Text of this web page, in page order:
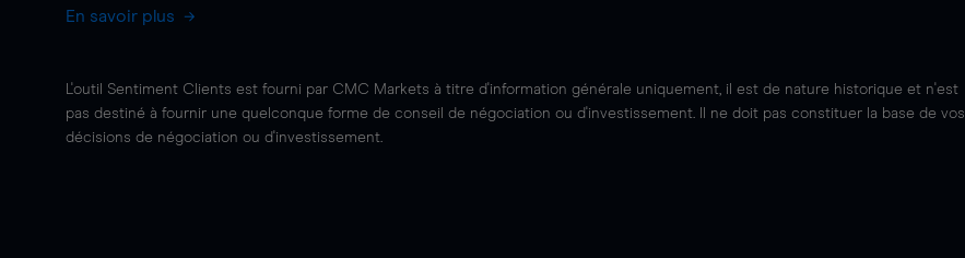
En savoir plus
L'outil Sentiment Clients est fourni par CMC Markets à titre d'information générale uniquement, il est de nature historique et n'est
pas destiné à fournir une quelconque forme de conseil de négociation ou d'investissement. Il ne doit pas constituer la base de vos
décisions de négociation ou d'investissement.